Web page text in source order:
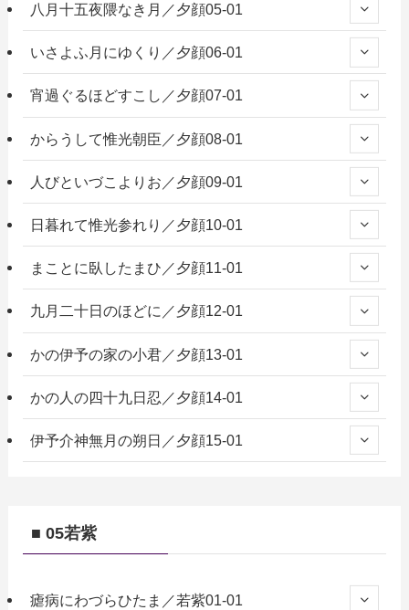
八月十五夜隈なき月／夕顔05-01
いさよふ月にゆくり／夕顔06-01
宵過ぐるほどすこし／夕顔07-01
からうして惟光朝臣／夕顔08-01
人びといづこよりお／夕顔09-01
日暮れて惟光参れり／夕顔10-01
まことに臥したまひ／夕顔11-01
九月二十日のほどに／夕顔12-01
かの伊予の家の小君／夕顔13-01
かの人の四十九日忍／夕顔14-01
伊予介神無月の朔日／夕顔15-01
■ 05若紫
瘧病にわづらひたま／若紫01-01